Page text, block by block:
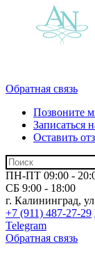
Обратная связь
Позвоните
Записаться
Оставить
ПН-ПТ 09:00 -
СБ 9:00 - 18:00
г. Калининград,
+7 (911) 487-27-29
Telegram
Обратная связь